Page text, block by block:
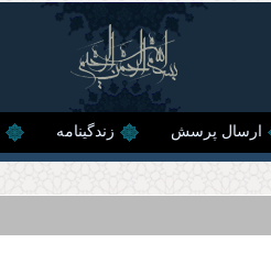
ارسال پرسش زندگینامه